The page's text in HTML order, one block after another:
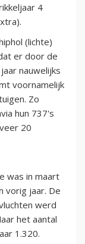
4
(lichte)
er door de
nauwelijks
voornamelijk
Zo
hun 737's
20
was in maart
vorig jaar. De
werd
het aantal
1.320.